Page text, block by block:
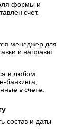
формы и
счет.
менеджер для
и направит
в любом
банкинга,
в счете.
состав и даты